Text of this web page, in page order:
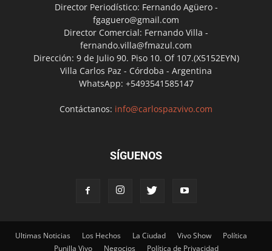
Director Periodístico: Fernando Agüero -
fgaguero@gmail.com
Director Comercial: Fernando Villa -
fernando.villa@fmazul.com
Dirección: 9 de Julio 90. Piso 10. Of 107.(X5152EYN)
Villa Carlos Paz - Córdoba - Argentina
WhatsApp: +5493541585147
Contáctanos: info@carlospazvivo.com
SÍGUENOS
Ultimas Noticias Los Hechos La Ciudad Vivo Show
Política
Punilla Vivo
Negocios Política de Privacidad